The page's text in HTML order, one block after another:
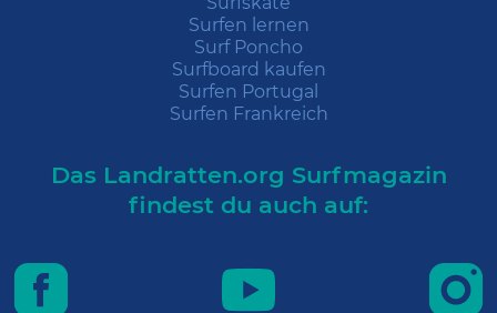
Surfen lernen
Surf Poncho
Surfboard kaufen
Surfen Portugal
Surfen Frankreich
Das Landratten.org Surfmagazin
findest du auch auf: